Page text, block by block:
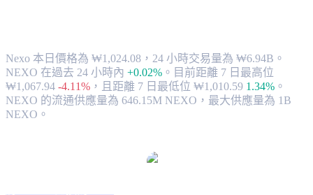
Nexo 本日價格為 ₩1,024.08，24 小時交易量為 ₩6.94B。
NEXO 在過去 24 小時內 +0.02% 。 目前距離 7 日最高位
₩1,067.94 -4.11% ， 且距離 7 日最低位 ₩1,010.59 1.34% 。
NEXO 的流通供應量為 646.15M NEXO，最大供應量為 1B
NEXO。